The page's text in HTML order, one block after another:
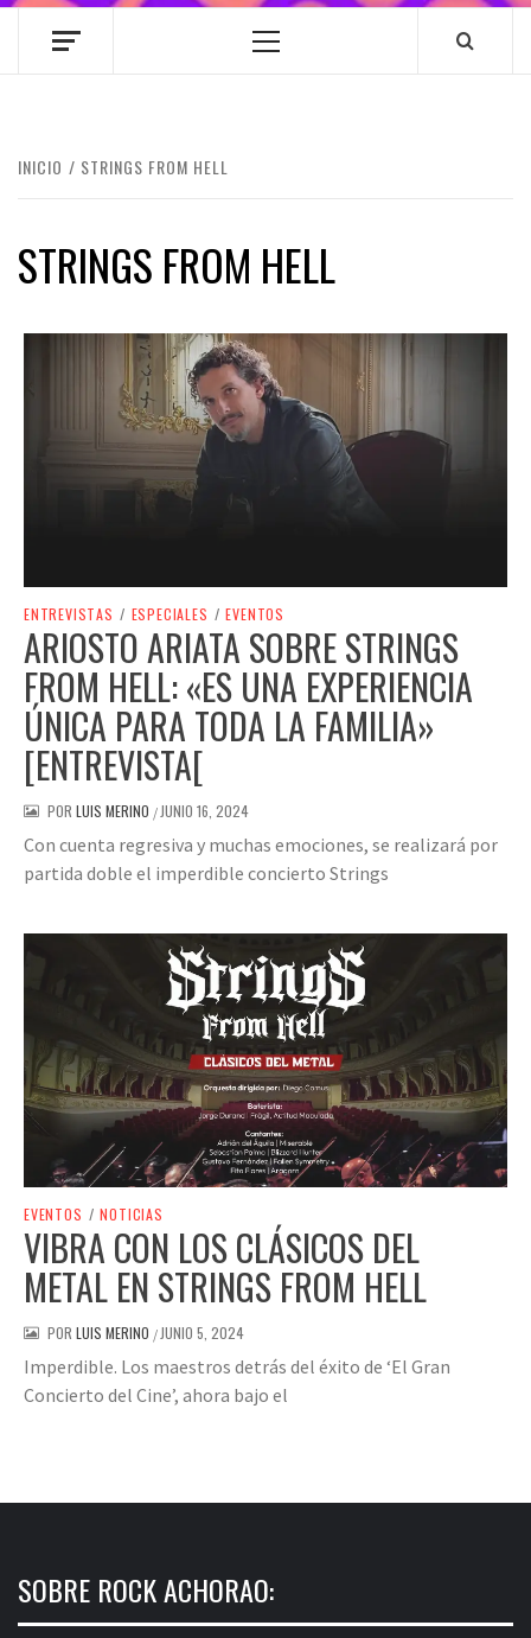
Menú
INICIO STRINGS FROM HELL
STRINGS FROM HELL
ENTREVISTAS / ESPECIALES / EVENTOS
ARIOSTO ARIATA SOBRE STRINGS
FROM HELL: «ES UNA EXPERIENCIA
ÚNICA PARA TODA LA FAMILIA»
[ENTREVISTA[
POR LUIS MERINO / JUNIO 16, 2024
Con cuenta regresiva y muchas emociones, se realizará por
partida doble el imperdible concierto Strings
EVENTOS / NOTICIAS
VIBRA CON LOS CLÁSICOS DEL
METAL EN STRINGS FROM HELL
POR LUIS MERINO /JUNIO 5, 2024
Imperdible. Los maestros detrás del éxito de ‘El Gran
Concierto del Cine’, ahora bajo el
SOBRE ROCK ACHORAO: